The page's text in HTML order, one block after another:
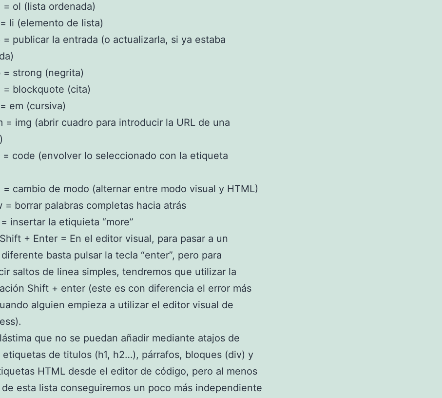
= ol (lista ordenada)
li (elemento de lista)
= publicar la entrada (o actualizarla, si ya estaba
= strong (negrita)
= blockquote (cita)
em (cursiva)
= img (abrir cuadro para introducir la URL de una
= code (envolver lo seleccionado con la etiqueta
= cambio de modo (alternar entre modo visual y HTML)
= borrar palabras completas hacia atrás
insertar la etiquieta “more”
+ Enter = En el editor visual, para pasar a un
basta pulsar la tecla “enter”, pero para
saltos de linea simples, tendremos que utilizar la
Shift + enter (este es con diferencia el error más
alguien empieza a utilizar el editor visual de
que no se puedan añadir mediante atajos de
de titulos (h1, h2…), párrafos, bloques (div) y
HTML desde el editor de código, pero al menos
esta lista conseguiremos un poco más independiente